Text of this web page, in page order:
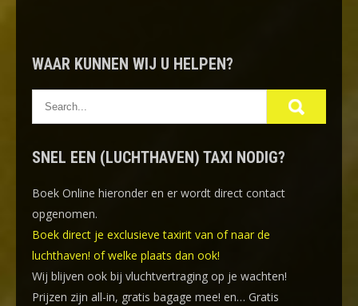
WAAR KUNNEN WIJ U HELPEN?
SNEL EEN (LUCHTHAVEN) TAXI NODIG?
Boek Online hieronder en er wordt direct contact
opgenomen.
Boek direct je exclusieve taxirit van of naar de
luchthaven! of welke plaats dan ook!
Wij blijven ook bij vluchtvertraging op je wachten!
Prijzen zijn all-in, gratis bagage mee! en… Gratis